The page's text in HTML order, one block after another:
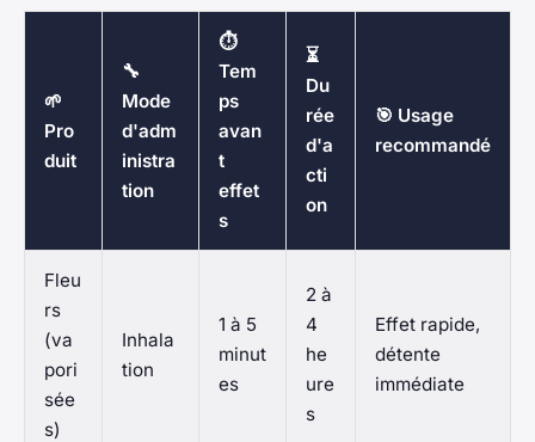
🌱
Pro
duit
🔧
Mode
d'adm
inistra
tion
⏱
Tem
ps
avan
t
effet
s
⏳
Du
rée
d'a
cti
on
🎯 Usage
recommandé
Fleu
rs
(va
pori
sée
s)
Inhala
tion
1 à 5
minut
es
2 à
4
he
ure
s
Effet rapide,
détente
immédiate